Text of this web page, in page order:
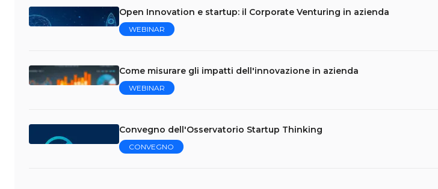
Open Innovation e startup: il Corporate Venturing in azienda
WEBINAR
Come misurare gli impatti dell'innovazione in azienda
WEBINAR
Convegno dell'Osservatorio Startup Thinking
CONVEGNO